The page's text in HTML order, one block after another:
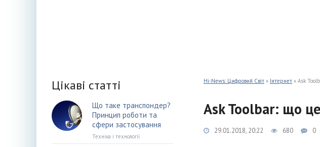
Hi-News: Цифровий Світ » Інтернет » Ask
Ask Toolbar: що це
29.01.2018, 20:22 680 0
Цікаві статті
Що таке транспондер?
Принцип роботи та
сфери застосування
Техніка і технології